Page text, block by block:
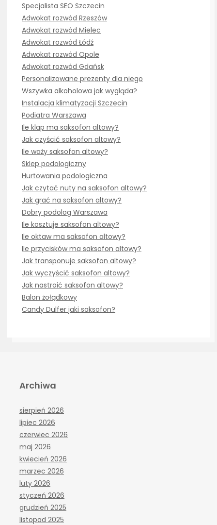
Specjalista SEO Szczecin
Adwokat rozwód Rzeszów
Adwokat rozwód Mielec
Adwokat rozwód Łódź
Adwokat rozwód Opole
Adwokat rozwód Gdańsk
Personalizowane prezenty dla niego
Wszywka alkoholowa jak wygląda?
Instalacja klimatyzacji Szczecin
Podiatra Warszawa
Ile klap ma saksofon altowy?
Jak czyścić saksofon altowy?
Ile waży saksofon altowy?
Sklep podologiczny
Hurtowania podologiczna
Jak czytać nuty na saksofon altowy?
Jak grać na saksofon altowy?
Dobry podolog Warszawa
Ile kosztuje saksofon altowy?
Ile oktaw ma saksofon altowy?
Ile przycisków ma saksofon altowy?
Jak transponuje saksofon altowy?
Jak wyczyścić saksofon altowy?
Jak nastroić saksofon altowy?
Balon żołądkowy
Candy Dulfer jaki saksofon?
Archiwa
sierpień 2026
lipiec 2026
czerwiec 2026
maj 2026
kwiecień 2026
marzec 2026
luty 2026
styczeń 2026
grudzień 2025
listopad 2025